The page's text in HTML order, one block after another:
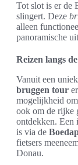
Tot slot is er de
slingert. Deze
alleen
panoramische
Reizen langs
Vanuit een
bruggen tour
mogelijkheid
ook om de rijke
ontdekken. Een
is via de
fietsers
Donau.